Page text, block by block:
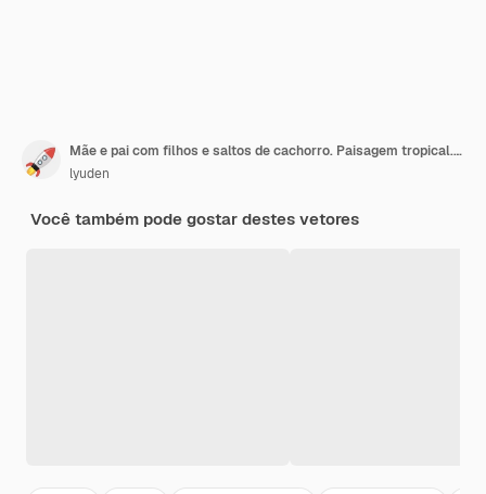
Mãe e pai com filhos e saltos de cachorro. Paisagem tropical. Ilustração vetorial
lyuden
Você também pode gostar destes vetores